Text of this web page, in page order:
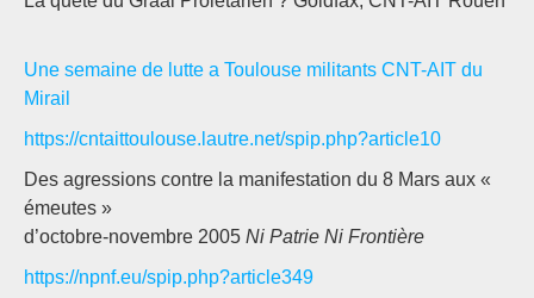
Une semaine de lutte a Toulouse militants CNT-AIT du
Mirail
https://cntaittoulouse.lautre.net/spip.php?article10
Des agressions contre la manifestation du 8 Mars aux «
émeutes »
d’octobre-novembre 2005 Ni Patrie Ni Frontière
https://npnf.eu/spip.php?article349